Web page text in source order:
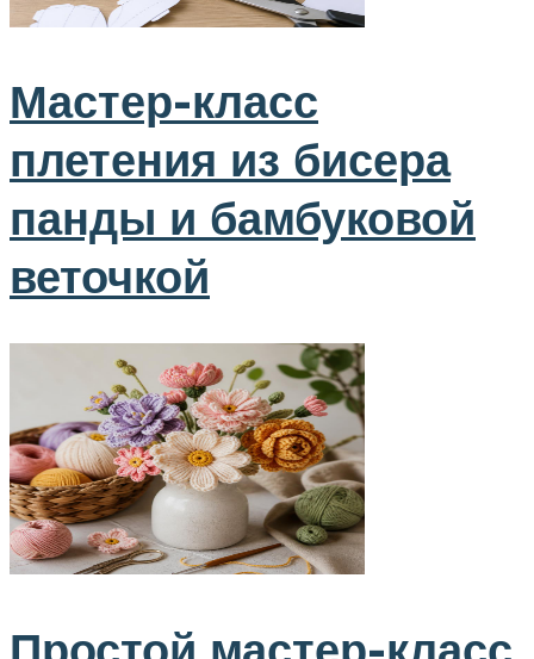
Мастер-класс
плетения из бисера
панды и бамбуковой
веточкой